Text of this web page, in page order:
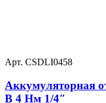
Арт. CSDLI0458
Аккумуляторная
В 4 Нм 1/4″